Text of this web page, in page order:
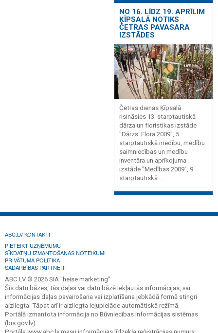
NO 16. LĪDZ 19. APRĪLIM
ĶĪPSALĀ NOTIKS
ČETRAS PAVASARA
IZSTĀDES
Četras dienas Ķīpsalā
risināsies 13. starptautiskā
dārza un floristikas izstāde
"Dārzs. Flora 2009", 5.
starptautiskā medību, medību
saimniecības un medību
inventāra un aprīkojuma
izstāde "Medības 2009", 9.
starptautiskā ...
ABC.LV KONTAKTI
PIETEIKT UZŅĒMUMU
SĪKDATŅU IZMANTOŠANAS NOTEIKUMI
PRIVĀTUMA POLITIKA
SADARBĪBAS PARTNERI
ABC.LV © 2026 SIA "heise marketing".
Šīs datu bāzes, tās daļas vai datu bāzē iekļautās informācijas, vai
informācijas daļas pavairošana vai izplatīšana jebkādā formā stingri
aizliegta. Tāpat arī ir aizliegta lejupielāde automātiskā režīmā.
Portālā izmantota informācija no Būvniecības informācijas sistēmas
(bis.gov.lv).